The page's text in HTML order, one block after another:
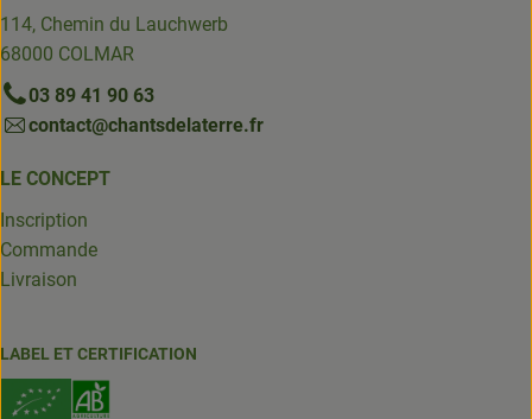
114, Chemin du Lauchwerb
68000 COLMAR
03 89 41 90 63
contact@chantsdelaterre.fr
LE CONCEPT
Inscription
Commande
Livraison
LABEL ET CERTIFICATION